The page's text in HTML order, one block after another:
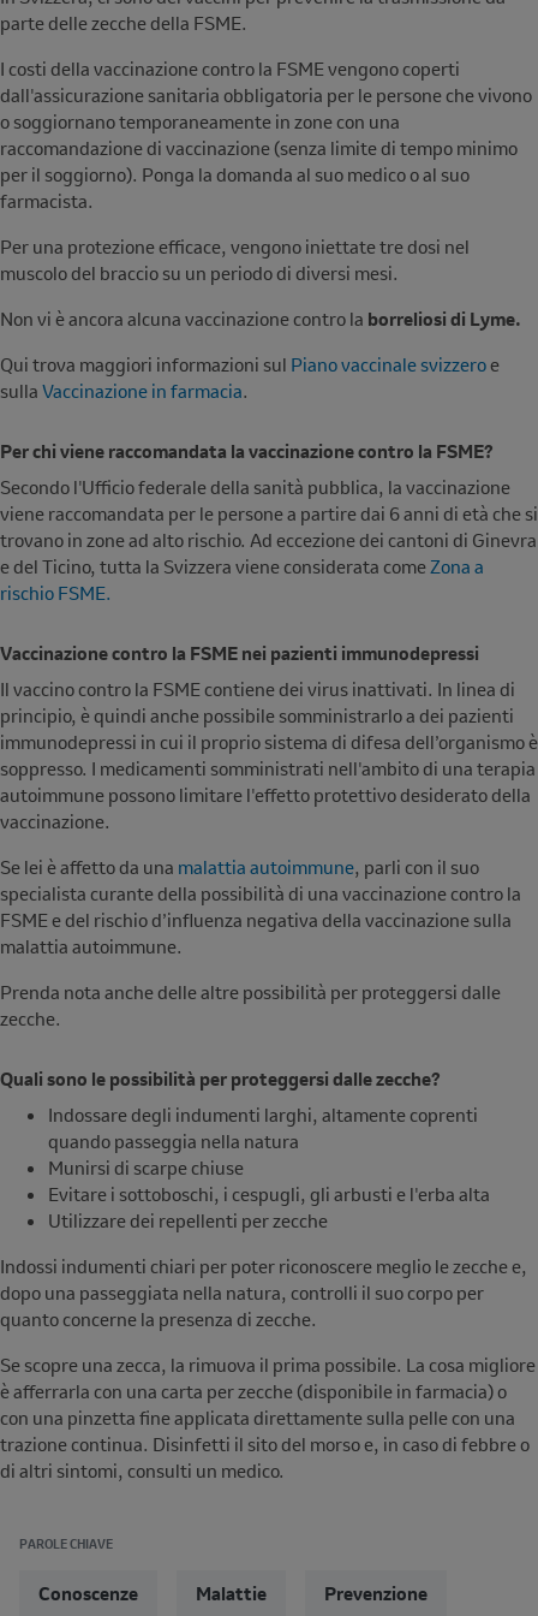
parte delle zecche della FSME.
I costi della vaccinazione contro la FSME vengono coperti
dall'assicurazione sanitaria obbligatoria per le persone che vivono
o soggiornano temporaneamente in zone con una
raccomandazione di vaccinazione (senza limite di tempo minimo
per il soggiorno). Ponga la domanda al suo medico o al suo
farmacista.
Per una protezione efficace, vengono iniettate tre dosi nel
muscolo del braccio su un periodo di diversi mesi.
Non vi è ancora alcuna vaccinazione contro la borreliosi di Lyme.
Qui trova maggiori informazioni sul Piano vaccinale svizzeroe
sulla Vaccinazione in farmacia.
Per chi viene raccomandata la vaccinazione contro la FSME?
Secondo l'Ufficio federale della sanità pubblica, la vaccinazione
viene raccomandata per le persone a partire dai 6 anni di età che si
trovano in zone ad alto rischio. Ad eccezione dei cantoni di Ginevra
e del Ticino, tutta la Svizzera viene considerata comeZona a
rischio FSME.
Vaccinazione contro la FSME nei pazienti immunodepressi
Il vaccino contro la FSME contiene dei virus inattivati. In linea di
principio, è quindi anche possibile somministrarlo a dei pazienti
immunodepressi in cui il proprio sistema di difesa dell’organismo è
soppresso. I medicamenti somministrati nell'ambito di una terapia
autoimmune possono limitare l'effetto protettivo desiderato della
vaccinazione.
Se lei è affetto da una malattia autoimmune, parli con il suo
specialista curante della possibilità di una vaccinazione contro la
FSME e del rischio d’influenza negativa della vaccinazione sulla
malattia autoimmune.
Prenda nota anche delle altre possibilità per proteggersi dalle
zecche.
Quali sono le possibilità per proteggersi dalle zecche?
Indossare degli indumenti larghi, altamente coprenti
quando passeggia nella natura
Munirsi di scarpe chiuse
Evitare i sottoboschi, i cespugli, gli arbusti e l'erba alta
Utilizzare dei repellenti per zecche
Indossi indumenti chiari per poter riconoscere meglio le zecche e,
dopo una passeggiata nella natura, controlli il suo corpo per
quanto concerne la presenza di zecche.
Se scopre una zecca, la rimuova il prima possibile. La cosa migliore
è afferrarla con una carta per zecche (disponibile in farmacia) o
con una pinzetta fine applicata direttamente sulla pelle con una
trazione continua. Disinfetti il sito del morso e, in caso di febbre o
di altri sintomi, consulti un medico.
PAROLE CHIAVE
Conoscenze Malattie Prevenzione